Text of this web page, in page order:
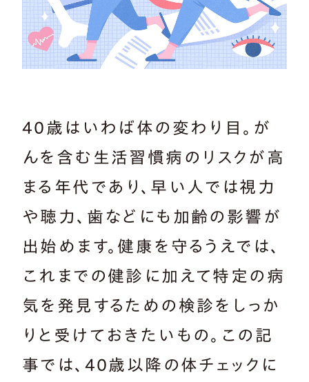
40歳はいわば体の変わり目。が
んを含む生活習慣病のリスクが高
まる年代であり、早い人では視力
や聴力、歯などにも加齢の影響が
出始めます。健康を守るうえでは、
これまでの健診に加えて特定の病
気を発見するための検診をしっか
りと受けておきたいもの。この記
事では、40歳以降の体チェックに